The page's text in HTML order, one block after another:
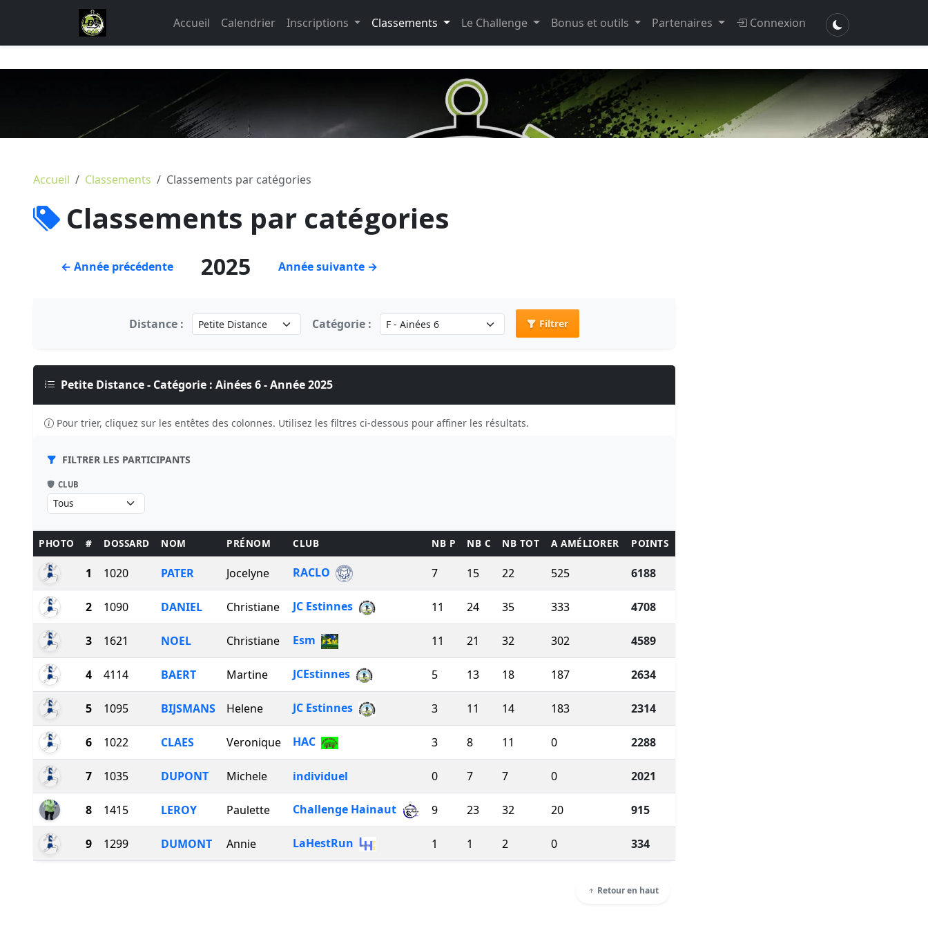
Accueil Calendrier Inscriptions Classements Le Challenge Bonus et outils Partenaires Connexion
Accueil Classements Classements par catégories
Classements par catégories
← Année précédente 2025 Année suivante →
Distance : Catégorie : Filtrer
Petite Distance - Catégorie : Ainées 6 - Année 2025
Pour trier, cliquez sur les entêtes des colonnes. Utilisez les filtres ci-dessous pour affiner les résultats.
FILTRER LES PARTICIPANTS
CLUB
PHOTO # DOSSARD NOM PRÉNOM CLUB NB P NB C NB TOT A AMÉLIORER POINTS
1 1020 PATER Jocelyne RACLO 7 15 22 525 6188
2 1090 DANIEL Christiane JC Estinnes 11 24 35 333 4708
3 1621 NOEL Christiane Esm 11 21 32 302 4589
4 4114 BAERT Martine JCEstinnes 5 13 18 187 2634
5 1095 BIJSMANS Helene JC Estinnes 3 11 14 183 2314
6 1022 CLAES Veronique HAC 3 8 11 0 2288
7 1035 DUPONT Michele individuel 0 7 7 0 2021
8 1415 LEROY Paulette Challenge Hainaut 9 23 32 20 915
9 1299 DUMONT Annie LaHestRun 1 1 2 0 334
Retour en haut